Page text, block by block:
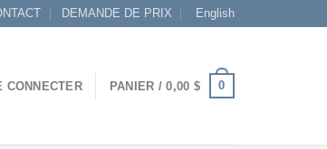
DEMANDE DE PRIX English
CONNECTER PANIER /0,00 $ 0